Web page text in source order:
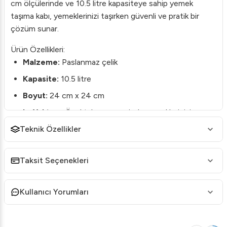
cm ölçülerinde ve 10.5 litre kapasiteye sahip yemek
taşıma kabı, yemeklerinizi taşırken güvenli ve pratik bir
çözüm sunar.
Ürün Özellikleri:
Malzeme: Paslanmaz çelik
Kapasite: 10.5 litre
Boyut: 24 cm x 24 cm
Isı Yalıtımı:Özel tabanı sayesinde yemeklerinizi uzun
süre sıcak tutar.
Kullanım Alanı:Restoranlar, oteller, catering
Avantajları:
Dayanıklılık:
Paslanmaz çelik yapısı sayesinde
Teknik Özellikler
Taksit Seçenekleri
Kullanıcı Yorumları